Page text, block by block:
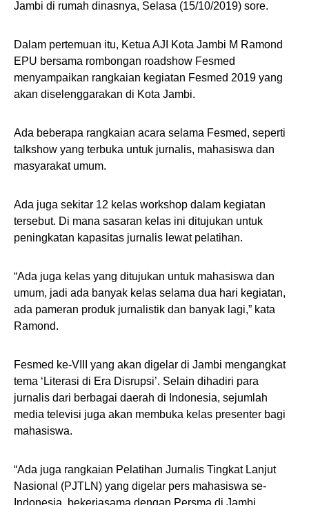
Jambi di rumah dinasnya, Selasa (15/10/2019) sore.
Dalam pertemuan itu, Ketua AJI Kota Jambi M Ramond
EPU bersama rombongan roadshow Fesmed
menyampaikan rangkaian kegiatan Fesmed 2019 yang
akan diselenggarakan di Kota Jambi.
Ada beberapa rangkaian acara selama Fesmed, seperti
talkshow yang terbuka untuk jurnalis, mahasiswa dan
masyarakat umum.
Ada juga sekitar 12 kelas workshop dalam kegiatan
tersebut. Di mana sasaran kelas ini ditujukan untuk
peningkatan kapasitas jurnalis lewat pelatihan.
“Ada juga kelas yang ditujukan untuk mahasiswa dan
umum, jadi ada banyak kelas selama dua hari kegiatan,
ada pameran produk jurnalistik dan banyak lagi,” kata
Ramond.
Fesmed ke-VIII yang akan digelar di Jambi mengangkat
tema ‘Literasi di Era Disrupsi’. Selain dihadiri para
jurnalis dari berbagai daerah di Indonesia, sejumlah
media televisi juga akan membuka kelas presenter bagi
mahasiswa.
“Ada juga rangkaian Pelatihan Jurnalis Tingkat Lanjut
Nasional (PJTLN) yang digelar pers mahasiswa se-
Indonesia, bekerjasama dengan Persma di Jambi